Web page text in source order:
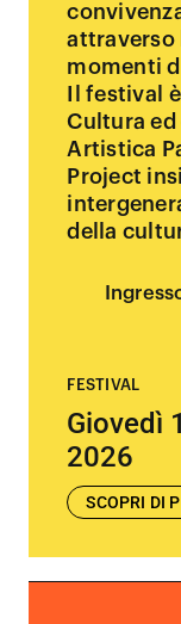
attraverso
momenti
Il festival
Cultura ed
Artistica
Project
della
FESTIVAL
Giovedì
2026
SCOPRI DI